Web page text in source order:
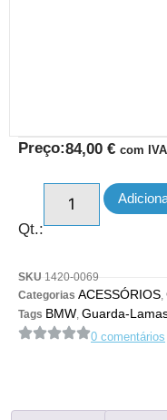
Preço:84,00 € com IVA
Qt.:
SKU 1420-0069
Categorias ACESSÓRIOS,
Tags BMW, Guarda-
0 comentários